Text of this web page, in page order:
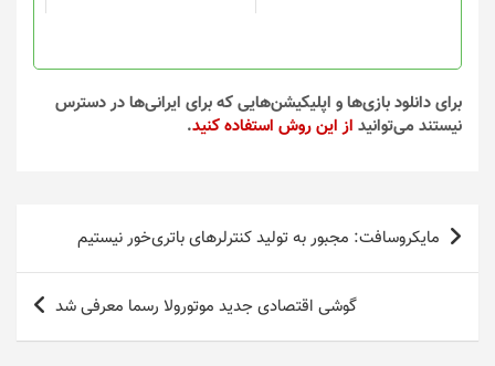
برای دانلود بازی‌ها و اپلیکیشن‌هایی که برای ایرانی‌ها در دسترس
نیستند می‌توانید از این روش استفاده کنید.
راهبری
نوشته
مایکروسافت: مجبور به تولید کنترلرهای باتری‌خور نیستیم
گوشی اقتصادی جدید موتورولا رسما معرفی شد